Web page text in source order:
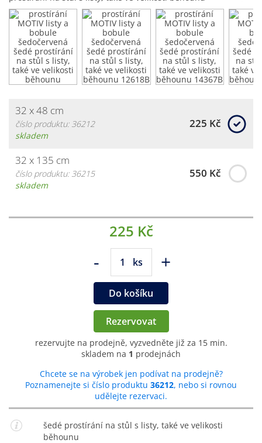
32 x 48 cm
číslo produktu: 36212
skladem
225 Kč
32 x 135 cm
číslo produktu: 36215
skladem
550 Kč
225 Kč
- ks +
Do košíku
Rezervovat
rezervujte na prodejně, vyzvedněte již za 15 min.
skladem na 1 prodejnách
Chcete se na výrobek jen podívat na prodejně?
Poznamenejte si číslo produktu 36212, nebo si rovnou
udělejte rezervaci.
šedé prostírání na stůl s listy, také ve velikosti
běhounu